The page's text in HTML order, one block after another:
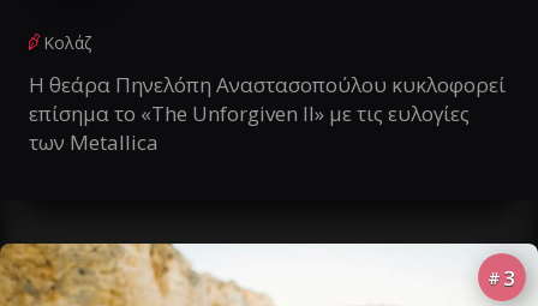
Κολάζ
Η θεάρα Πηνελόπη Αναστασοπούλου κυκλοφορεί
επίσημα το «The Unforgiven II» με τις ευλογίες
των Metallica
# 3